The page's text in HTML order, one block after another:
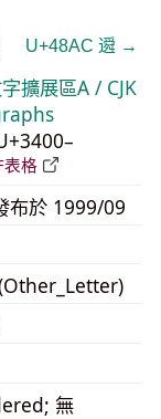
U+48AC 䢬 →
擴展區A / CJK
表格
布於 1999/09
無